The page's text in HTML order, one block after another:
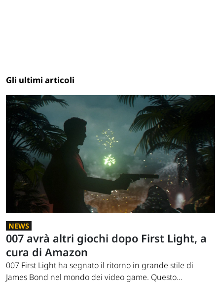
Gli ultimi articoli
NEWS
007 avrà altri giochi dopo First Light, a
cura di Amazon
007 First Light ha segnato il ritorno in grande stile di
James Bond nel mondo dei video game. Questo...